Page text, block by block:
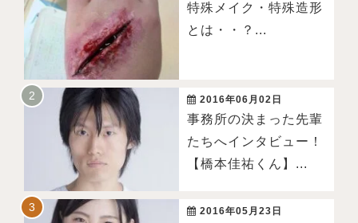
特殊メイク・特殊造形
とは・・？...
2016年06月02日
事務所の決まった先輩
たちへインタビュー！
【橋本佳祐くん】...
2016年05月23日